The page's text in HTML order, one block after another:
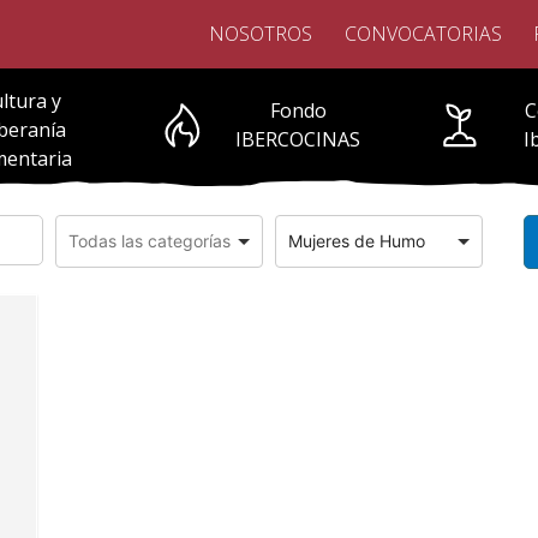
NOSOTROS CONVOCATORIAS
y
Fondo
IBERCOCINAS
Mujeres de Humo